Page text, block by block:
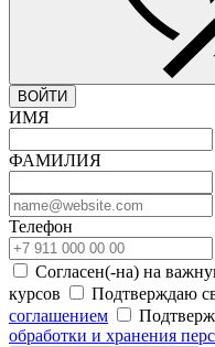
ВОЙТИ
ИМЯ
ФАМИЛИЯ
Телефон
Согласен(-на) на
курсов
Подтверждаю
соглашением
обработки и хранения